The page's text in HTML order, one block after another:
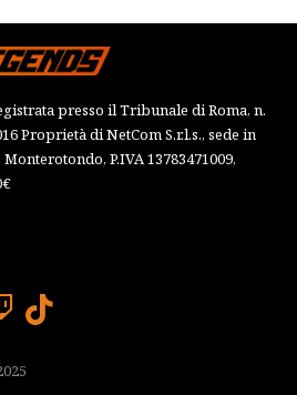
presso il Tribunale di Roma, n.
Proprietà di NetCom S.r.l.s., sede in
P.IVA 13783471009,